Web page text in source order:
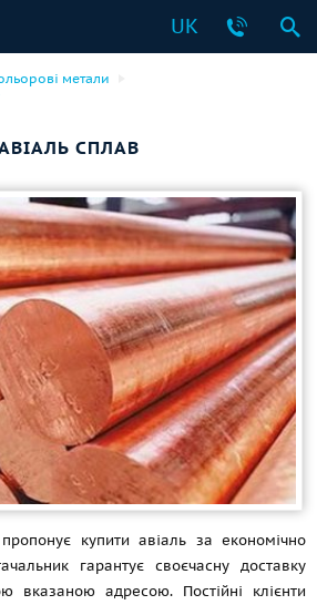
UK
метали
СПЛАВ
купити авіаль за економічно
гарантує своєчасну доставку
вказаною адресою. Постійні клієнти